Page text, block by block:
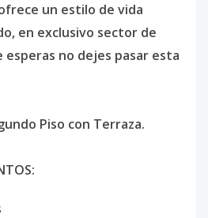
un estilo de vida
en exclusivo sector de
esperas no dejes pasar esta
Piso con Terraza.